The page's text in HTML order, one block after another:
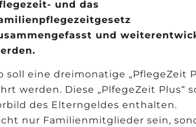
und das
und
soll eine dreimonatige „PflegeZeit
werden. Diese „PlfegeZeit Plus“
des Elterngeldes enthalten.
nur Familienmitglieder sein,